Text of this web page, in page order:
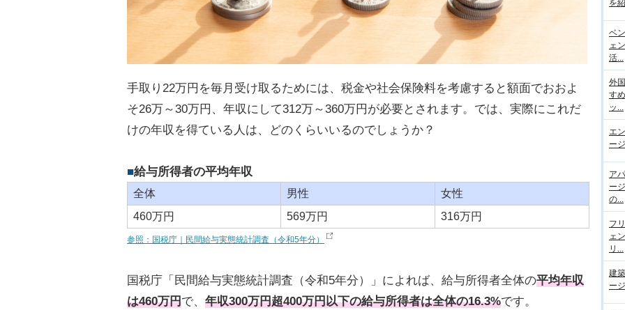
手取り22万円を毎月受け取るためには、税金や社会保険料を考慮すると額面でおおよ
そ26万～30万円、年収にして312万～360万円が必要とされます。では、実際にこれだ
けの年収を得ている人は、どのくらいいるのでしょうか？
給与所得者の平均年収
全体 男性
女性
460万円
569万円 316万円
参照：国税庁｜民間給与実態統計調査（令和5年分）
国税庁「民間給与実態統計調査（令和5年分）」によれば、給与所得者全体の平均年収
は460万円で、 年収300万円超400万円以下の給与所得者は全体の16.3%です。
を
ベ
ェ
活...
外
す
ッ...
エ
ー
ア
ー
の...
フ
ェ
リ...
建
ー